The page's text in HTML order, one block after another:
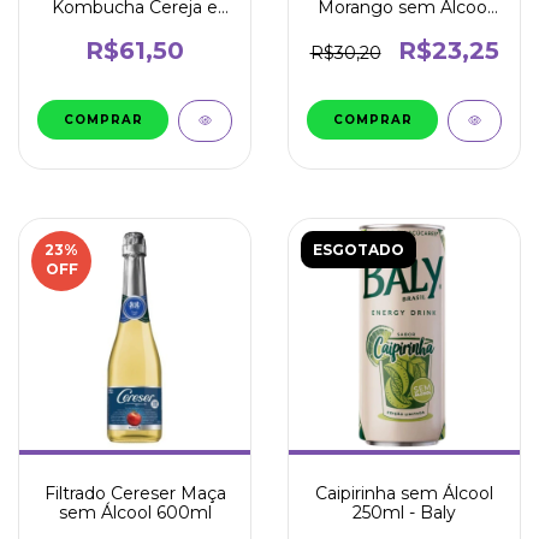
Kombucha Cereja e
Pod
R$61,50
Morango sem Álcool
R$30,20
R$23,25
23%
OFF
Filtrado Cereser Maça
sem Álcool 600ml
ESGOTADO
Caipirinha sem Álcool
250ml - Baly